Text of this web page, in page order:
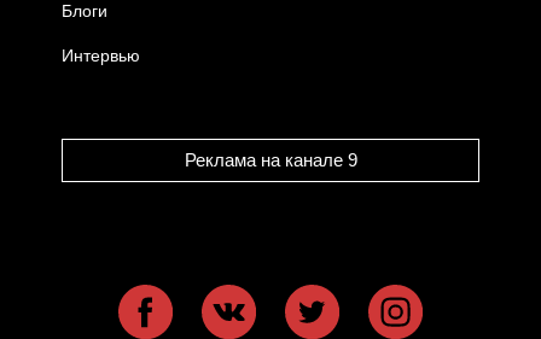
Блоги
Интервью
Реклама на канале 9